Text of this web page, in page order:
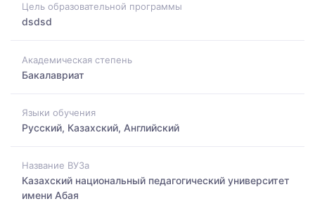
Цель образовательной программы
dsdsd
Академическая степень
Бакалавриат
Языки обучения
Русский, Казахский, Английский
Название ВУЗа
Казахский национальный педагогический университет
имени Абая